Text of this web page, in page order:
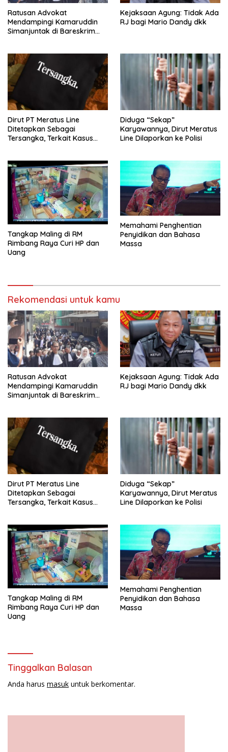
Ratusan Advokat
Mendampingi Kamaruddin
Simanjuntak di Bareskrim
Kejaksaan Agung: Tidak Ada
RJ bagi Mario Dandy dkk
Dirut PT Meratus Line
Ditetapkan Sebagai
Tersangka, Terkait Kasus
Diduga “Sekap”
Karyawannya, Dirut Meratus
Line Dilaporkan ke Polisi
Tangkap Maling di RM
Rimbang Raya Curi HP dan
Uang
Memahami Penghentian
Penyidikan dan Bahasa
Massa
Rekomendasi untuk kamu
Ratusan Advokat
Mendampingi Kamaruddin
Simanjuntak di Bareskrim
Kejaksaan Agung: Tidak Ada
RJ bagi Mario Dandy dkk
Dirut PT Meratus Line
Ditetapkan Sebagai
Tersangka, Terkait Kasus
Diduga “Sekap”
Karyawannya, Dirut Meratus
Line Dilaporkan ke Polisi
Tangkap Maling di RM
Rimbang Raya Curi HP dan
Uang
Memahami Penghentian
Penyidikan dan Bahasa
Massa
Tinggalkan Balasan
Anda harus masuk untuk berkomentar.